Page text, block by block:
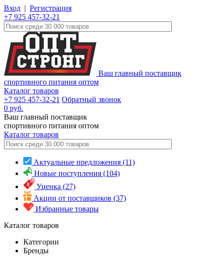
Вход | Регистрация
+7 925 457-32-21
Ваш главный поставщик
спортивного питания оптом
Каталог товаров
+7 925 457-32-21 Обратный звонок
0 руб.
Ваш главный поставщик
спортивного питания оптом
Каталог товаров
Актуальные предложения (11)
Новые поступления (104)
Уценка (27)
Акции от поставщиков (37)
Избранные товары
Каталог товаров
Категории
Бренды